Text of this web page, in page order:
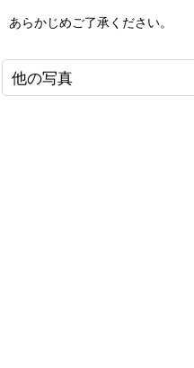
あらかじめご了承ください。
他の写真